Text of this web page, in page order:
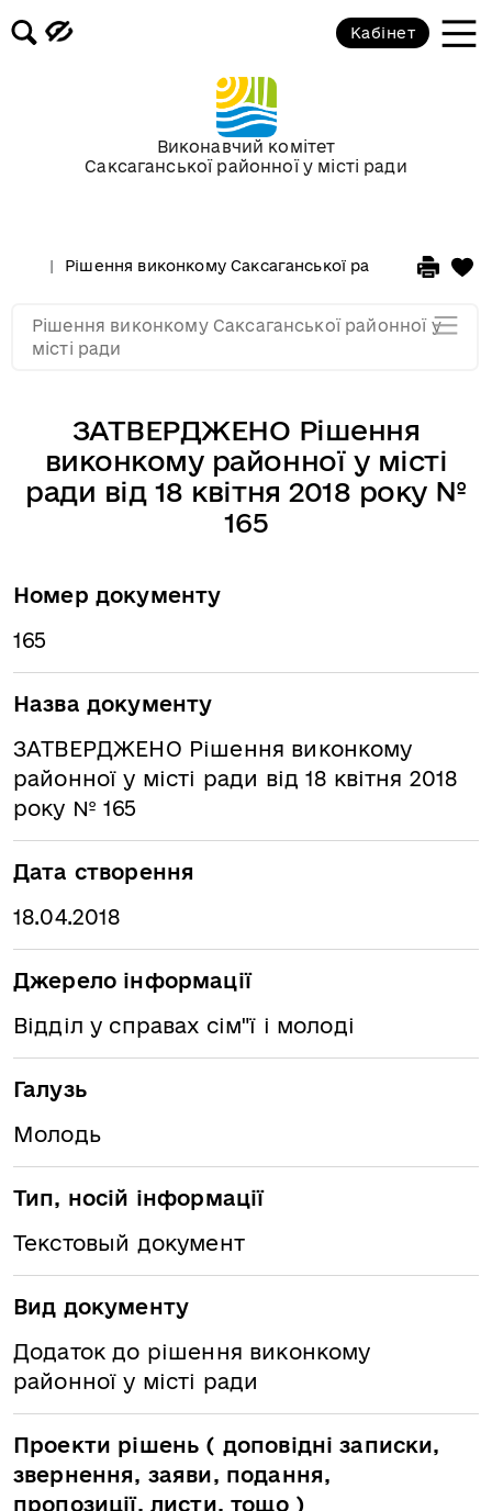
Виконавчий комітет
Саксаганської районної у місті ради
Кабінет
Рішення виконкому Саксаганської районної у місті
ЗАТВЕРДЖЕНО Рішення
виконкому районної у місті
ради від 18 квітня 2018 року №
165
Номер документу
165
Назва документу
ЗАТВЕРДЖЕНО Рішення виконкому
районної у місті ради від 18 квітня 2018
року № 165
Дата створення
18.04.2018
Джерело інформації
Відділ у справах сім"ї і молоді
Галузь
Молодь
Тип, носій інформації
Текстовый документ
Вид документу
Додаток до рішення виконкому
районної у місті ради
Проекти рішень ( доповідні записки,
звернення, заяви, подання,
пропозиції, листи, тощо )
Рішення виконкому Саксаганської районної у
місті ради
Засідання за 2015 рік
Засідання за 2014 рік
Засідання за 2013 рік
Засідання за 2011
Засідання за 2010